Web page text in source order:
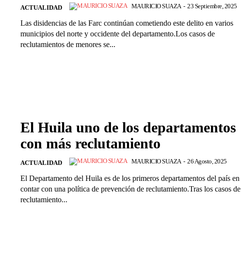
ACTUALIDAD MAURICIO SUAZA - 23 Septiembre, 2025
Las disidencias de las Farc continúan cometiendo este delito en varios
municipios del norte y occidente del departamento.Los casos de
reclutamientos de menores se...
El Huila uno de los departamentos
con más reclutamiento
ACTUALIDAD MAURICIO SUAZA - 26 Agosto, 2025
El Departamento del Huila es de los primeros departamentos del país en
contar con una política de prevención de reclutamiento.Tras los casos de
reclutamiento...